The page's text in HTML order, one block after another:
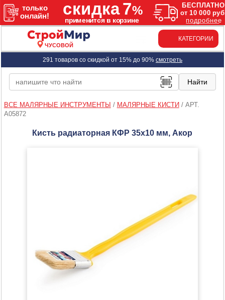
ЧУСОВОЙ
КАТЕГОРИИ
291 товаров со скидкой от 15% до 90% смотреть
ВСЕ МАЛЯРНЫЕ ИНСТРУМЕНТЫ / МАЛЯРНЫЕ КИСТИ / АРТ.
A05872
Кисть радиаторная КФР 35х10 мм, Акор